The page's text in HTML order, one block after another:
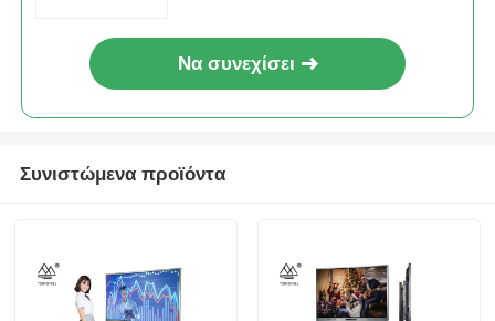
Να συνεχίσει
Συνιστώμενα προϊόντα